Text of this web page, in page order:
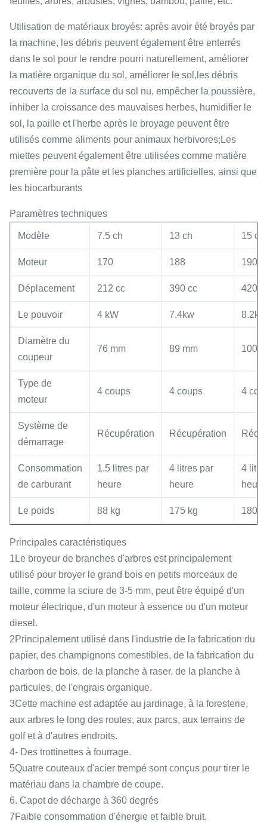
Utilisation de matériaux broyés: après avoir été broyés par
la machine, les débris peuvent également être enterrés
dans le sol pour le rendre pourri naturellement, améliorer
la matière organique du sol, améliorer le sol,les débris
recouverts de la surface du sol nu, empêcher la poussière,
inhiber la croissance des mauvaises herbes, humidifier le
sol, la paille et l'herbe après le broyage peuvent être
utilisés comme aliments pour animaux herbivores;Les
miettes peuvent également être utilisées comme matière
première pour la pâte et les planches artificielles, ainsi que
les biocarburants
Paramètres techniques
Modèle 7.5 ch 13 ch 15 ch
Moteur 170 188 190
Déplacement 212 cc 390 cc 420
Le pouvoir 4 kW 7.4kw 8.2kw
Diamètre du
coupeur
76 mm 89 mm 100
Type de
moteur
4 coups 4 coups 4
Système de
démarrage
Récupération Récupération
Consommation
de carburant
1.5 litres par
heure
4 litres par
heure
4
heure
Le poids 88 kg 175 kg 180
Principales caractéristiques
1Le broyeur de branches d'arbres est principalement
utilisé pour broyer le grand bois en petits morceaux de
taille, comme la sciure de 3-5 mm, peut être équipé d'un
moteur électrique, d'un moteur à essence ou d'un moteur
diesel.
2Principalement utilisé dans l'industrie de la fabrication du
papier, des champignons comestibles, de la fabrication du
charbon de bois, de la planche à raser, de la planche à
particules, de l'engrais organique.
3Cette machine est adaptée au jardinage, à la foresterie,
aux arbres le long des routes, aux parcs, aux terrains de
golf et à d'autres endroits.
4- Des trottinettes à fourrage.
5Quatre couteaux d'acier trempé sont conçus pour tirer le
matériau dans la chambre de coupe.
6. Capot de décharge à 360 degrés
7Faible consommation d'énergie et faible bruit.